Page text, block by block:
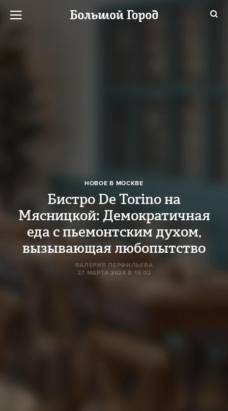
НОВОЕ В МОСКВЕ
Бистро De Torino на
Мясницкой: Демократичная
еда с пьемонтским духом,
вызывающая любопытство
ВАЛЕРИЯ ПЕРФИЛЬЕВА
27 МАРТА 2024 В 16:02